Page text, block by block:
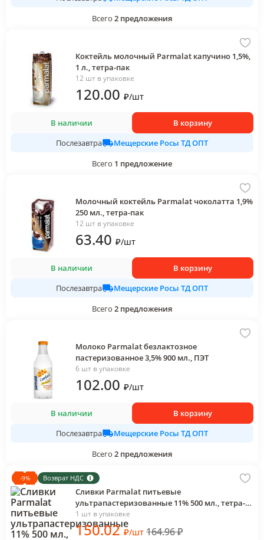
Всего 2 предложения
Коктейль молочный Parmalat капучино 1,5%,
1 л., тетра-пак
12 шт в упаковке
120.00 ₽/шт
В наличии
В корзину
Послезавтра
Мещерские Росы ТД ОПТ
Всего 1 предложение
Молочный коктейль Parmalat чоколатта 1,9%
250 мл., тетра-пак
12 шт в упаковке
63.40 ₽/шт
В наличии
В корзину
Послезавтра
Мещерские Росы ТД ОПТ
Всего 2 предложения
Молоко Parmalat безлактозное
пастеризованное 3,5% 900 мл., ПЭТ
6 шт в упаковке
102.00 ₽/шт
В наличии
В корзину
Послезавтра
Мещерские Росы ТД ОПТ
Всего 2 предложения
-9% Возврат НДС
Сливки Parmalat питьевые
ультрапастеризованные 11% 500 мл., тетра-
пак
1 шт в упаковке
150.02 ₽/шт 164.96₽